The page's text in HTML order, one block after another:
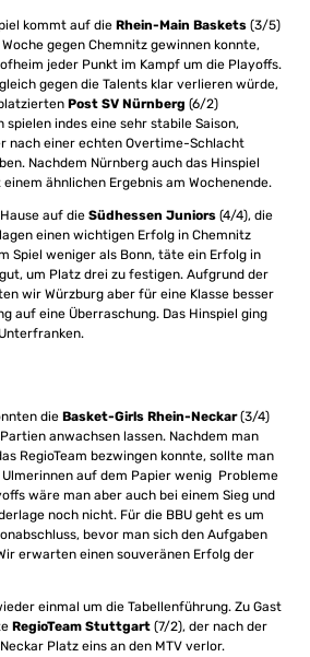
kommt auf die Rhein-Main Baskets (3/5)
gegen Chemnitz gewinnen konnte,
jeder Punkt im Kampf um die Playoffs.
gegen die Talents klar verlieren würde,
Post SV Nürnberg (6/2)
spielen indes eine sehr stabile Saison,
nach einer echten Overtime-Schlacht
Nachdem Nürnberg auch das Hinspiel
ähnlichen Ergebnis am Wochenende.
auf die Südhessen Juniors (4/4), die
einen wichtigen Erfolg in Chemnitz
Spiel weniger als Bonn, täte ein Erfolg in
um Platz drei zu festigen. Aufgrund der
wir Würzburg aber für eine Klasse besser
auf eine Überraschung. Das Hinspiel ging
die Basket-Girls Rhein-Neckar(3/4)
anwachsen lassen. Nachdem man
RegioTeam bezwingen konnte, sollte man
auf dem Papier wenig Probleme
wäre man aber auch bei einem Sieg und
noch nicht. Für die BBU geht es um
bevor man sich den Aufgaben
erwarten einen souveränen Erfolg der
einmal um die Tabellenführung. Zu Gast
RegioTeam Stuttgart (7/2), der nach der
Platz eins an den MTV verlor.